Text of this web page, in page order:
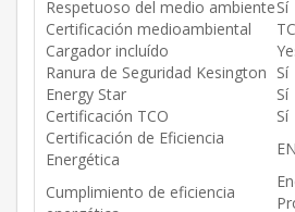
Respetuoso del medio ambienteSí
Certificación medioambiental
Cargador incluído
Ranura de Seguridad Kesington Sí
Energy Star
Sí
Certificación TCO
Sí
Certificación de Eficiencia
Energética
Cumplimiento de eficiencia